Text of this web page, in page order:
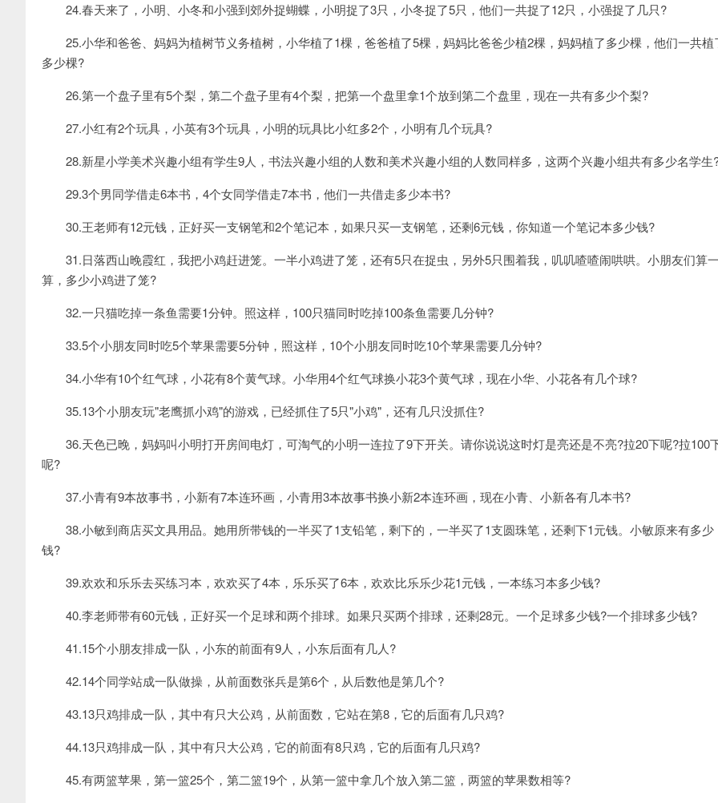
24.春天来了，小明、小冬和小强到郊外捉蝴蝶，小明捉了3只，小冬捉了5只，他们一共捉了12只，小强捉了几只?
25.小华和爸爸、妈妈为植树节义务植树，小华植了1棵，爸爸植了5棵，妈妈比爸爸少植2棵，妈妈植了多少棵，他们一共植
多少棵?
26.第一个盘子里有5个梨，第二个盘子里有4个梨，把第一个盘里拿1个放到第二个盘里，现在一共有多少个梨?
27.小红有2个玩具，小英有3个玩具，小明的玩具比小红多2个，小明有几个玩具?
28.新星小学美术兴趣小组有学生9人，书法兴趣小组的人数和美术兴趣小组的人数同样多，这两个兴趣小组共有多少名学生
29.3个男同学借走6本书，4个女同学借走7本书，他们一共借走多少本书?
30.王老师有12元钱，正好买一支钢笔和2个笔记本，如果只买一支钢笔，还剩6元钱，你知道一个笔记本多少钱?
31.日落西山晚霞红，我把小鸡赶进笼。一半小鸡进了笼，还有5只在捉虫，另外5只围着我，叽叽喳喳闹哄哄。小朋友们算
算，多少小鸡进了笼?
32.一只猫吃掉一条鱼需要1分钟。照这样，100只猫同时吃掉100条鱼需要几分钟?
33.5个小朋友同时吃5个苹果需要5分钟，照这样，10个小朋友同时吃10个苹果需要几分钟?
34.小华有10个红气球，小花有8个黄气球。小华用4个红气球换小花3个黄气球，现在小华、小花各有几个球?
35.13个小朋友玩"老鹰抓小鸡"的游戏，已经抓住了5只"小鸡"，还有几只没抓住?
36.天色已晚，妈妈叫小明打开房间电灯，可淘气的小明一连拉了9下开关。请你说说这时灯是亮还是不亮?拉20下呢?拉100
呢?
37.小青有9本故事书，小新有7本连环画，小青用3本故事书换小新2本连环画，现在小青、小新各有几本书?
38.小敏到商店买文具用品。她用所带钱的一半买了1支铅笔，剩下的，一半买了1支圆珠笔，还剩下1元钱。小敏原来有多少
钱?
39.欢欢和乐乐去买练习本，欢欢买了4本，乐乐买了6本，欢欢比乐乐少花1元钱，一本练习本多少钱?
40.李老师带有60元钱，正好买一个足球和两个排球。如果只买两个排球，还剩28元。一个足球多少钱?一个排球多少钱?
41.15个小朋友排成一队，小东的前面有9人，小东后面有几人?
42.14个同学站成一队做操，从前面数张兵是第6个，从后数他是第几个?
43.13只鸡排成一队，其中有只大公鸡，从前面数，它站在第8，它的后面有几只鸡?
44.13只鸡排成一队，其中有只大公鸡，它的前面有8只鸡，它的后面有几只鸡?
45.有两篮苹果，第一篮25个，第二篮19个，从第一篮中拿几个放入第二篮，两篮的苹果数相等?